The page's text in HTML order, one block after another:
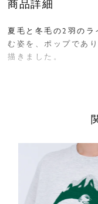
商品詳細
夏毛と冬毛の2羽の
む姿を、ポップであ
描きました。
ち歩いても。プレゼ
【SAVE RAICHO
マーブルシュッドで
然記念物であるライ
この商品の売り上げ